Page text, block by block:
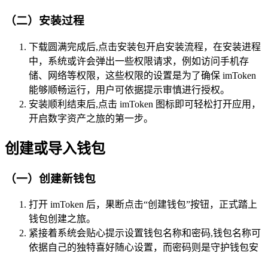
（二）安装过程
下载圆满完成后,点击安装包开启安装流程，在安装进程
中，系统或许会弹出一些权限请求，例如访问手机存
储、网络等权限，这些权限的设置是为了确保 imToken
能够顺畅运行，用户可依据提示审慎进行授权。
安装顺利结束后,点击 imToken 图标即可轻松打开应用，
开启数字资产之旅的第一步。
创建或导入钱包
（一）创建新钱包
打开 imToken 后，果断点击“创建钱包”按钮，正式踏上
钱包创建之旅。
紧接着系统会贴心提示设置钱包名称和密码,钱包名称可
依据自己的独特喜好随心设置，而密码则是守护钱包安